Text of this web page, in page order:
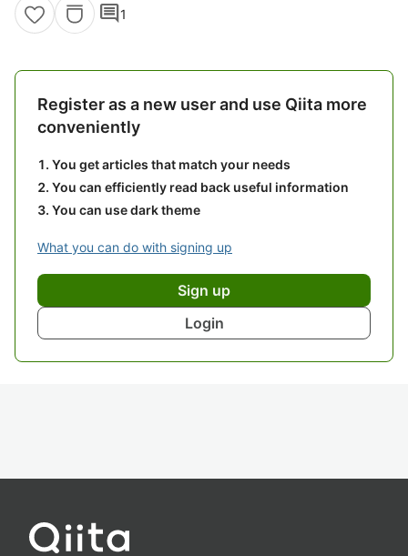
comment1
Register as a new user and use Qiita more
conveniently
You get articles that match your needs
You can efficiently read back useful information
You can use dark theme
What you can do with signing up
Sign up
Login